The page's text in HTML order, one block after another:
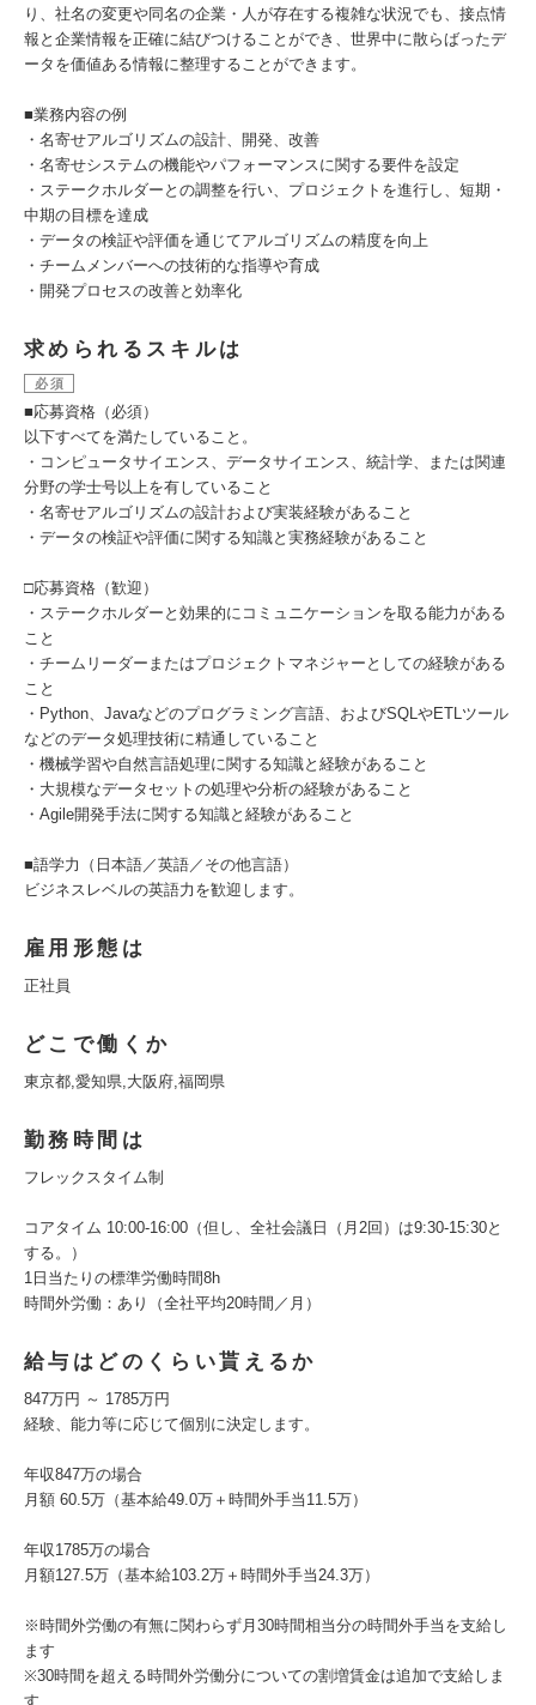
り、社名の変更や同名の企業・人が存在する複雑な状況でも、接点情
報と企業情報を正確に結びつけることができ、世界中に散らばったデ
ータを価値ある情報に整理することができます。
■業務内容の例
・名寄せアルゴリズムの設計、開発、改善
・名寄せシステムの機能やパフォーマンスに関する要件を設定
・ステークホルダーとの調整を行い、プロジェクトを進行し、短期・
中期の目標を達成
・データの検証や評価を通じてアルゴリズムの精度を向上
・チームメンバーへの技術的な指導や育成
・開発プロセスの改善と効率化
求められるスキルは
必須
■応募資格（必須）
以下すべてを満たしていること。
・コンピュータサイエンス、データサイエンス、統計学、または関連
分野の学士号以上を有していること
・名寄せアルゴリズムの設計および実装経験があること
・データの検証や評価に関する知識と実務経験があること
□応募資格（歓迎）
・ステークホルダーと効果的にコミュニケーションを取る能力がある
こと
・チームリーダーまたはプロジェクトマネジャーとしての経験がある
こと
・Python、Javaなどのプログラミング言語、およびSQLやETLツール
などのデータ処理技術に精通していること
・機械学習や自然言語処理に関する知識と経験があること
・大規模なデータセットの処理や分析の経験があること
・Agile開発手法に関する知識と経験があること
■語学力（日本語／英語／その他言語）
ビジネスレベルの英語力を歓迎します。
雇用形態は
正社員
どこで働くか
東京都,愛知県,大阪府,福岡県
勤務時間は
フレックスタイム制
コアタイム 10:00-16:00（但し、全社会議日（月2回）は9:30-15:30と
する。）
1日当たりの標準労働時間8h
時間外労働：あり（全社平均20時間／月）
給与はどのくらい貰えるか
847万円 ～ 1785万円
経験、能力等に応じて個別に決定します。
年収847万の場合
月額 60.5万（基本給49.0万＋時間外手当11.5万）
年収1785万の場合
月額127.5万（基本給103.2万＋時間外手当24.3万）
※時間外労働の有無に関わらず月30時間相当分の時間外手当を支給し
ます
※30時間を超える時間外労働分についての割増賃金は追加で支給しま
す